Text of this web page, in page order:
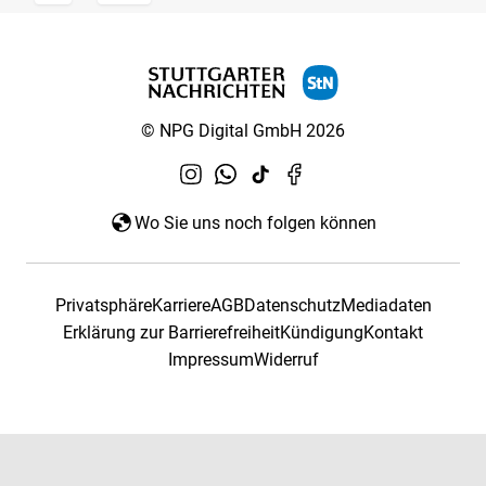
© NPG Digital GmbH 2026
Wo Sie uns noch folgen können
PrivatsphäreKarriereAGBDatenschutzMediadaten
Erklärung zur BarrierefreiheitKündigungKontakt
ImpressumWiderruf